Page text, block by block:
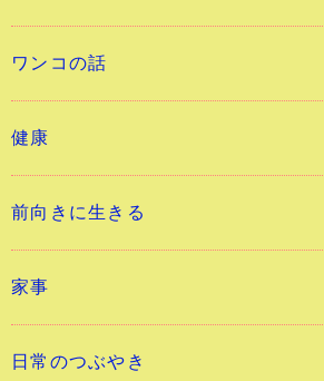
ワンコの話
健康
前向きに生きる
家事
日常のつぶやき